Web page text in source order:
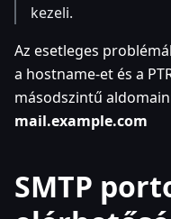
kezeli.
Az esetleges
a hostname-et és a
másodszintű
mail.example.com
SMTP